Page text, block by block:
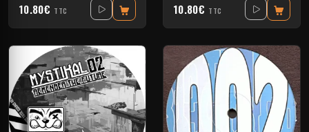
10.80€ TTC 10.80€ TTC